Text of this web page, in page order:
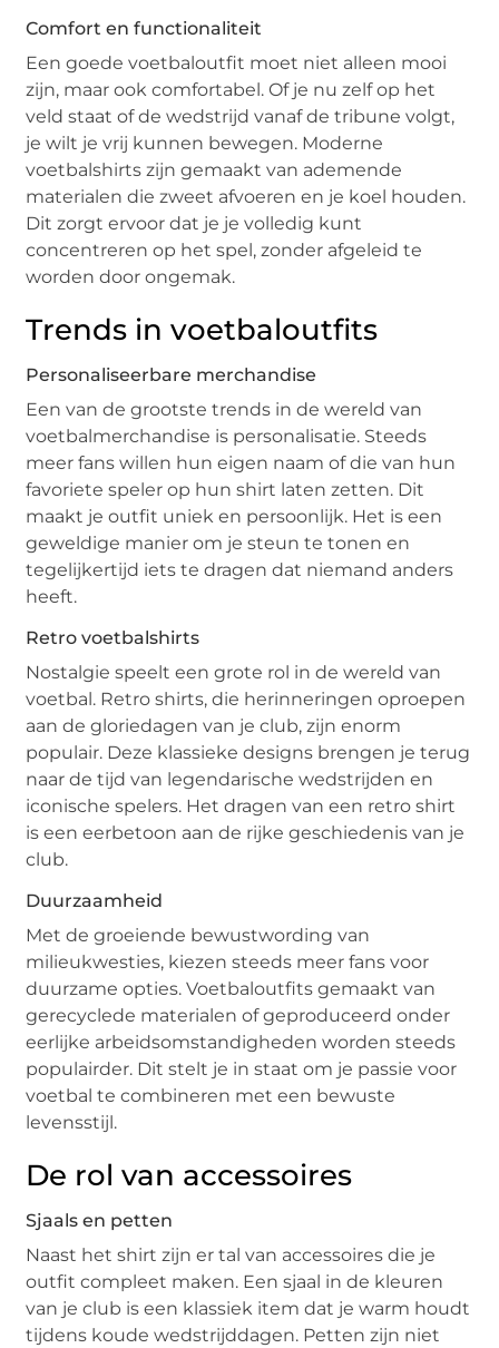
Comfort en functionaliteit
Een goede voetbaloutfit moet niet alleen mooi
zijn, maar ook comfortabel. Of je nu zelf op het
veld staat of de wedstrijd vanaf de tribune volgt,
je wilt je vrij kunnen bewegen. Moderne
voetbalshirts zijn gemaakt van ademende
materialen die zweet afvoeren en je koel houden.
Dit zorgt ervoor dat je je volledig kunt
concentreren op het spel, zonder afgeleid te
worden door ongemak.
Trends in voetbaloutfits
Personaliseerbare merchandise
Een van de grootste trends in de wereld van
voetbalmerchandise is personalisatie. Steeds
meer fans willen hun eigen naam of die van hun
favoriete speler op hun shirt laten zetten. Dit
maakt je outfit uniek en persoonlijk. Het is een
geweldige manier om je steun te tonen en
tegelijkertijd iets te dragen dat niemand anders
heeft.
Retro voetbalshirts
Nostalgie speelt een grote rol in de wereld van
voetbal. Retro shirts, die herinneringen oproepen
aan de gloriedagen van je club, zijn enorm
populair. Deze klassieke designs brengen je terug
naar de tijd van legendarische wedstrijden en
iconische spelers. Het dragen van een retro shirt
is een eerbetoon aan de rijke geschiedenis van je
club.
Duurzaamheid
Met de groeiende bewustwording van
milieukwesties, kiezen steeds meer fans voor
duurzame opties. Voetbaloutfits gemaakt van
gerecyclede materialen of geproduceerd onder
eerlijke arbeidsomstandigheden worden steeds
populairder. Dit stelt je in staat om je passie voor
voetbal te combineren met een bewuste
levensstijl.
De rol van accessoires
Sjaals en petten
Naast het shirt zijn er tal van accessoires die je
outfit compleet maken. Een sjaal in de kleuren
van je club is een klassiek item dat je warm houdt
tijdens koude wedstrijddagen. Petten zijn niet